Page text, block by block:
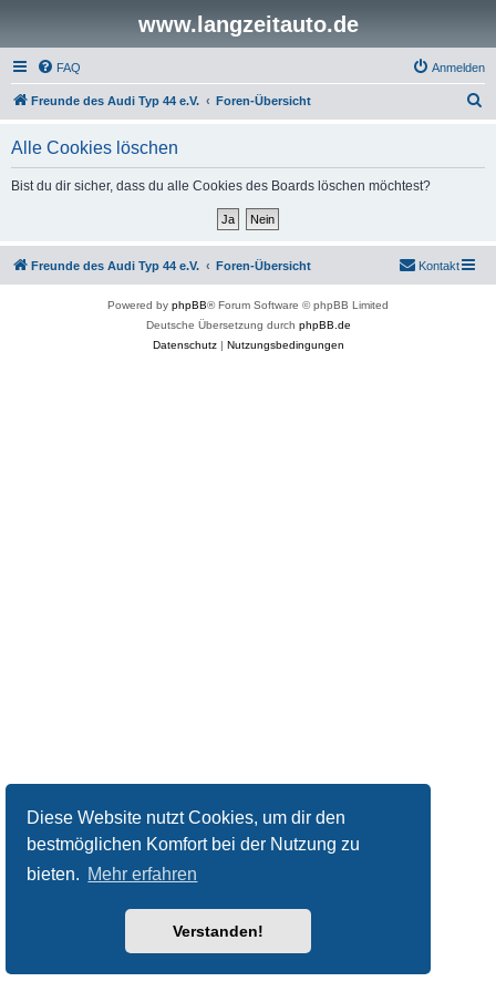
Diese Website nutzt Cookies, um dir den
bestmöglichen Komfort bei der Nutzung zu
bieten. Mehr erfahren
Verstanden!
www.langzeitauto.de
FAQ Anmelden
Freunde des Audi Typ 44 e.V. Foren-Übersicht
Alle Cookies löschen
Bist du dir sicher, dass du alle Cookies des Boards löschen möchtest?
Freunde des Audi Typ 44 e.V. Foren-Übersicht Kontakt
Powered by phpBB® Forum Software © phpBB Limited
Deutsche Übersetzung durch phpBB.de
Datenschutz| Nutzungsbedingungen